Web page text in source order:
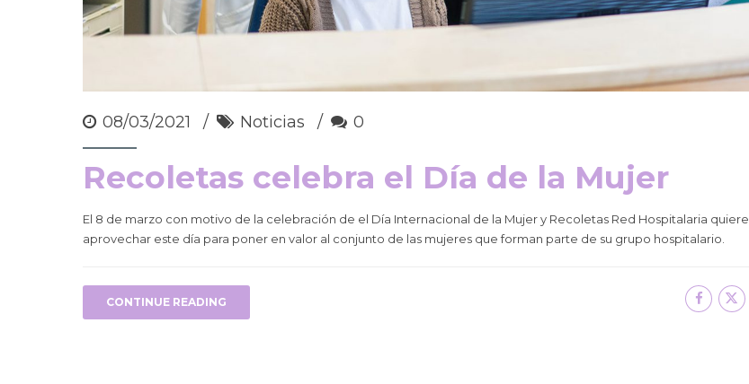
08/03/2021 Noticias 0
Recoletas celebra el Día de la Mujer
El 8 de marzo con motivo de la celebración de el Día Internacional de la Mujer y Recoletas Red Hospitalaria quiere
aprovechar este día para poner en valor al conjunto de las mujeres que forman parte de su grupo hospitalario.
CONTINUE READING